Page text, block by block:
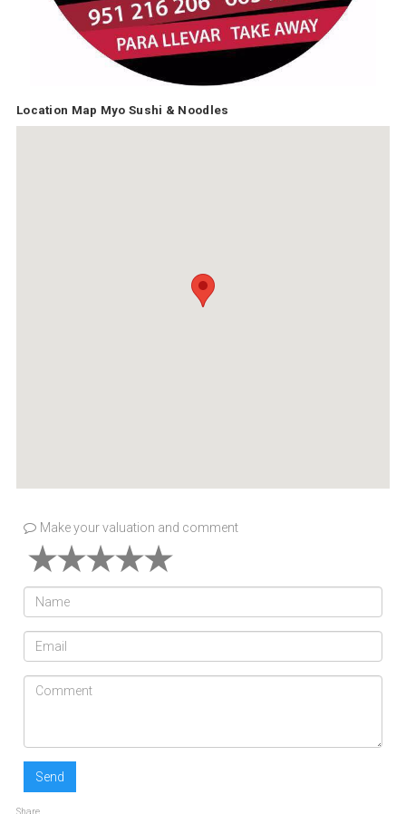
Location Map Myo Sushi & Noodles
Make your valuation and comment
Send
Share